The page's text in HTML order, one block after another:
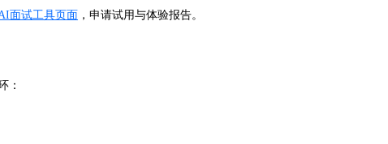
面试工具页面 ，申请试用与体验报告。
：